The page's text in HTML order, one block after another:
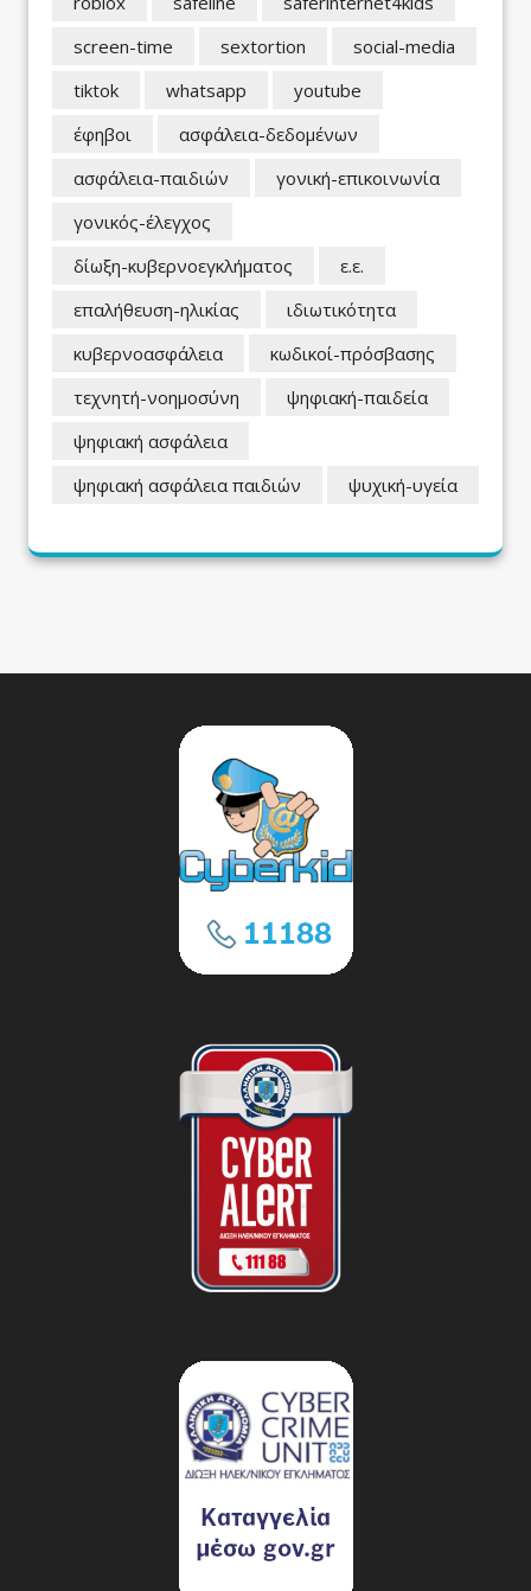
screen-time
sextortion
social-media
tiktok
whatsapp
youtube
έφηβοι
ασφάλεια-δεδομένων
ασφάλεια-παιδιών
γονική-επικοινωνία
γονικός-έλεγχος
δίωξη-κυβερνοεγκλήματος
ε.ε.
επαλήθευση-ηλικίας
ιδιωτικότητα
κυβερνοασφάλεια
κωδικοί-πρόσβασης
τεχνητή-νοημοσύνη
ψηφιακή-παιδεία
ψηφιακή ασφάλεια
ψηφιακή ασφάλεια παιδιών
ψυχική-υγεία